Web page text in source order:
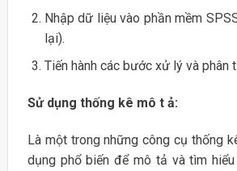
Nhập dữ liệu vào phần mềm
lại).
Tiến hành các bước xử lý và phân
Sử dụng thống kê mô t ả:
Là một trong những công cụ thống
dụng phổ biến để mô tả và tìm